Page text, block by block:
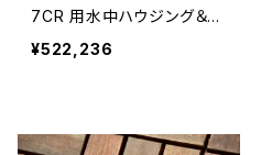
7CR 用水中ハウジング＆A
OI UCS-Q1iストロボ2灯セ
¥522,236